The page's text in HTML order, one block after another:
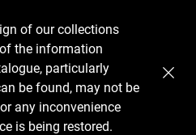
of our collections
the information
particularly
be found, may not be
any inconvenience
is being restored.